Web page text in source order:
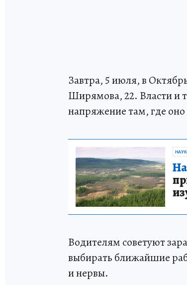
Завтра, 5 июля, в
Ширямова, 22. Власти и
напряжение там, где
Водителям советуют
выбирать ближайшие
и нервы.